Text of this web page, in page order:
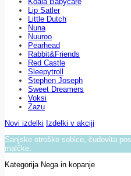
Lip Satler
Little Dutch
Nuna
Nuuroo
Pearhead
Rabbit&Friends
Red Castle
Sleepytroll
Stephen Joseph
Sweet Dreamers
Voksi
Zazu
Novi izdelki Izdelki v akciji
Sanjske otroške sobice, čudovita
malčke.
Kategorija Nega in kopanje